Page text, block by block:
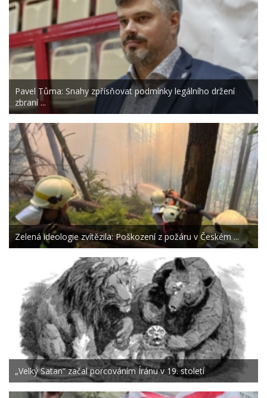
Pavel Tůma: Snahy zpřísňovat podmínky legálního držení
zbraní ...
Zelená ideologie zvítězila: Poškození z požáru v Českém ...
„Velký Satan“ začal porcováním Íránu v 19. století